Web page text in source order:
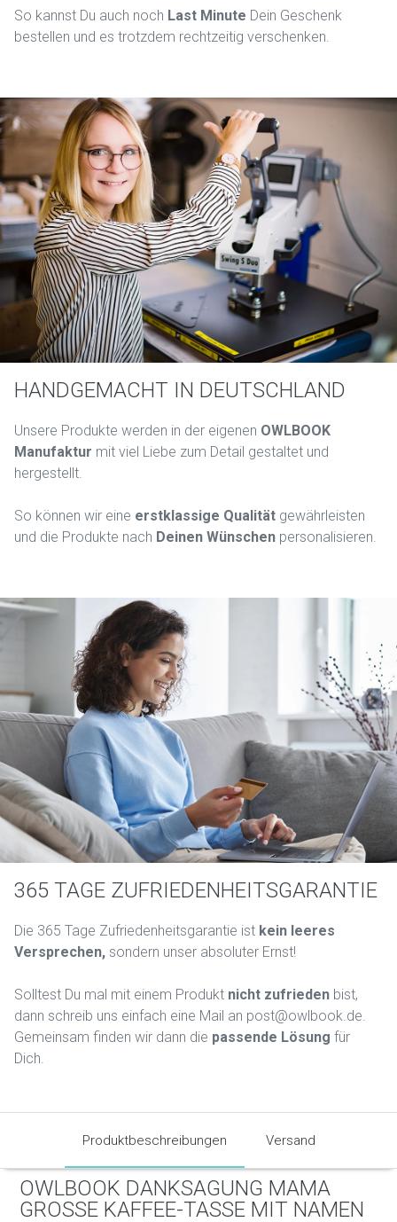
So kannst Du auch noch Last Minute Dein Geschenk
bestellen und es trotzdem rechtzeitig verschenken.
HANDGEMACHT IN DEUTSCHLAND
Unsere Produkte werden in der eigenen OWLBOOK
Manufaktur mit viel Liebe zum Detail gestaltet und
hergestellt.
So können wir eine erstklassige Qualität gewährleisten
und die Produkte nach Deinen Wünschen personalisieren.
365 TAGE ZUFRIEDENHEITSGARANTIE
Die 365 Tage Zufriedenheitsgarantie ist kein leeres
Versprechen, sondern unser absoluter Ernst!
Solltest Du mal mit einem Produkt nicht zufrieden bist,
dann schreib uns einfach eine Mail an post@owlbook.de.
Gemeinsam finden wir dann die passende Lösung für
Dich.
Produktbeschreibungen Versand
OWLBOOK DANKSAGUNG MAMA
GROSSE KAFFEE-TASSE MIT NAMEN P